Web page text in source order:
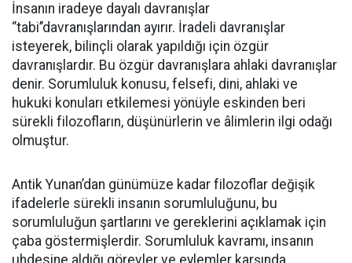
İnsanın iradeye dayalı davranışlar
‘’tabi’’davranışlarından ayırır. İradeli davranışlar
isteyerek, bilinçli olarak yapıldığı için özgür
davranışlardır. Bu özgür davranışlara ahlaki davranışlar
denir. Sorumluluk konusu, felsefi, dini, ahlaki ve
hukuki konuları etkilemesi yönüyle eskinden beri
sürekli filozofların, düşünürlerin ve âlimlerin ilgi odağı
olmuştur.
Antik Yunan’dan günümüze kadar filozoflar değişik
ifadelerle sürekli insanın sorumluluğunu, bu
sorumluluğun şartlarını ve gereklerini açıklamak için
çaba göstermişlerdir. Sorumluluk kavramı, insanın
uhdesine aldığı görevler ve eylemler karşında